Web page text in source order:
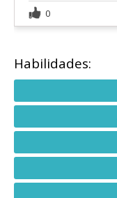
0
Habilidades: